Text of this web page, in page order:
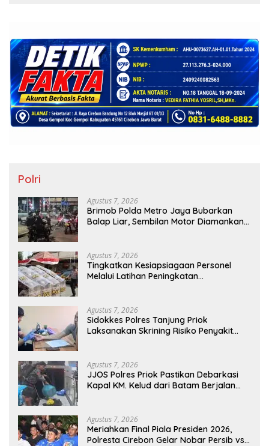
Polri
Agustus 7, 2026
Brimob Polda Metro Jaya Bubarkan
Balap Liar, Sembilan Motor Diamankan
Agustus 7, 2026
Tingkatkan Kesiapsiagaan Personel
Melalui Latihan Peningkatan
Agustus 7, 2026
Sidokkes Polres Tanjung Priok
Laksanakan Skrining Risiko Penyakit
Agustus 7, 2026
JJOS Polres Priok Pastikan Debarkasi
Kapal KM. Kelud dari Batam Berjalan
Agustus 7, 2026
Meriahkan Final Piala Presiden 2026,
Polresta Cirebon Gelar Nobar Persib vs